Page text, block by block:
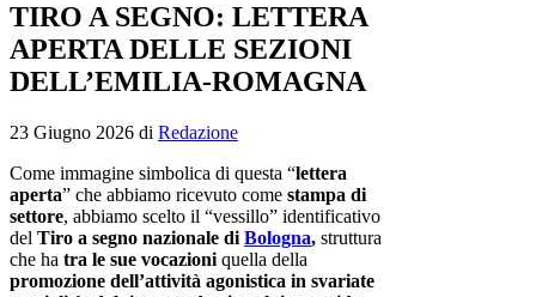
TIRO A SEGNO: LETTERA
APERTA DELLE SEZIONI
DELL’EMILIA-ROMAGNA
23 Giugno 2026 di Redazione
Come immagine simbolica di questa “lettera
aperta” che abbiamo ricevuto come stampa di
settore, abbiamo scelto il “vessillo” identificativo
del Tiro a segno nazionale di Bologna, struttura
che ha tra le sue vocazioni quella della
promozione dell’attività agonistica in svariate